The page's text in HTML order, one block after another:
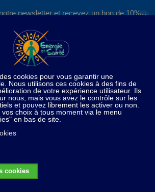
newsletter et recevez un bon de 10%
S'inscrire
✕
Perse - 100 g